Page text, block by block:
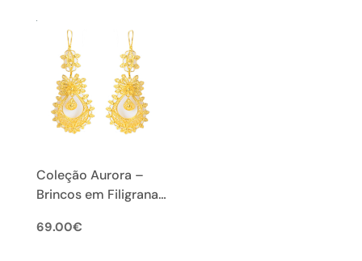
Coleção Aurora –
Brincos em Filigrana
69.00€